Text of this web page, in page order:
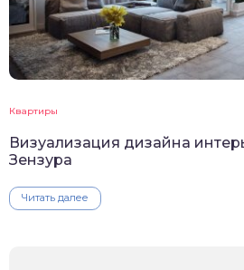
Квартиры
Визуализация дизайна
Зензура
Читать далее